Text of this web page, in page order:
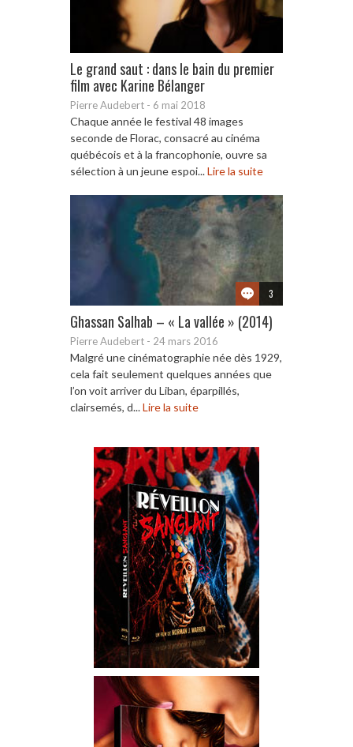
Le grand saut : dans le bain du premier
film avec Karine Bélanger
Pierre Audebert - 6 mai 2018
Chaque année le festival 48 images
seconde de Florac, consacré au cinéma
québécois et à la francophonie, ouvre sa
sélection à un jeune espoi...Lire la suite
3
Ghassan Salhab – « La vallée » (2014)
Pierre Audebert - 24 mars 2016
Malgré une cinématographie née dès 1929,
cela fait seulement quelques années que
l’on voit arriver du Liban, éparpillés,
clairsemés, d...Lire la suite